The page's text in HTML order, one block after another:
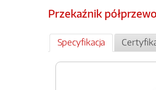
Przekaźnik
Specyfikacja